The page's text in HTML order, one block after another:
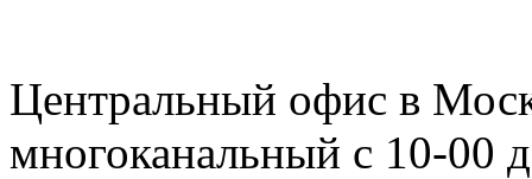
Центральный офис в
многоканальный с 10-00